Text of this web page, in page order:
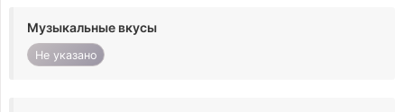
Музыкальные вкусы
Не указано